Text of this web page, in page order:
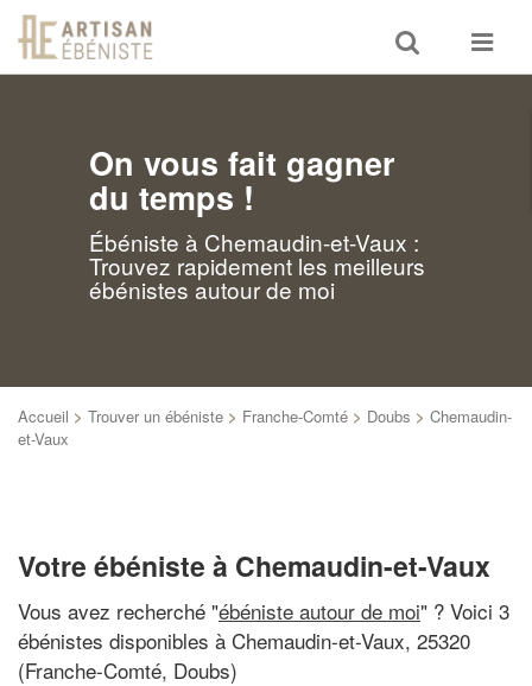
Toggle
search
Toggle
On vous fait gagner
du temps !
Ébéniste à Chemaudin-et-Vaux :
Trouvez rapidement les meilleurs
ébénistes autour de moi
Accueil > Trouver un ébéniste > Franche-Comté > Doubs > Chemaudin-
et-Vaux
Votre ébéniste à Chemaudin-et-Vaux
Vous avez recherché "ébéniste autour de moi" ? Voici 3
ébénistes disponibles à Chemaudin-et-Vaux, 25320
(Franche-Comté, Doubs)